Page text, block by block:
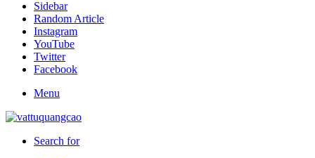
Sidebar
Random Article
Instagram
YouTube
Twitter
Facebook
Menu
Search for